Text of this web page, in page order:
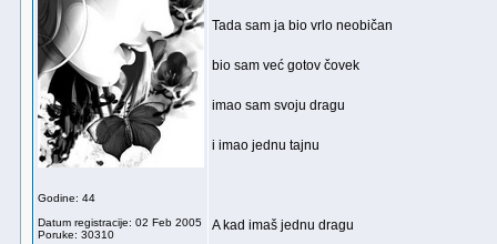
Godine: 44
Datum registracije: 02 Feb 2005
Poruke: 30310
Tada sam ja bio vrlo neobičan
bio sam već gotov čovek
imao sam svoju dragu
i imao jednu tajnu
A kad imaš jednu dragu